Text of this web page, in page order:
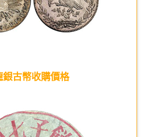
銀古幣收購價格